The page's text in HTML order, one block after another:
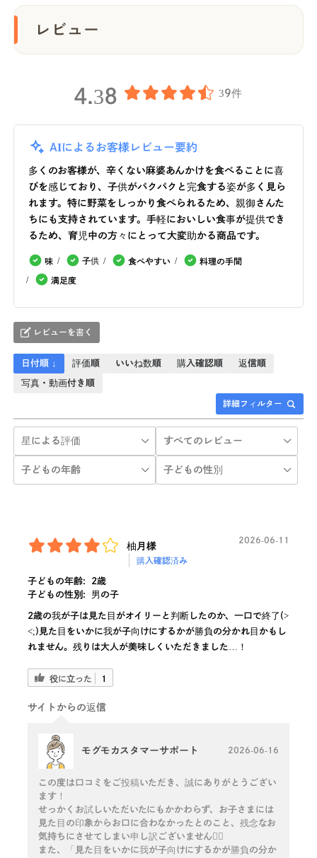
レビュー
4.38 39件
AIによるお客様レビュー要約
多くのお客様が、辛くない麻婆あんかけを食べることに喜
びを感じており、子供がパクパクと完食する姿が多く見ら
れます。特に野菜をしっかり食べられるため、親御さんた
ちにも支持されています。手軽においしい食事が提供でき
るため、育児中の方々にとって大変助かる商品です。
味 子供 食べやすい 料理の手間
満足度
レビューを書く
詳細フィルター
日付順 ↓ 評価順 いいね数順 購入確認順 返信順
写真・動画付き順
柚月様
購入確認済み
2026-06-11
子どもの年齢:
2歳
子どもの性別:
男の子
2歳の我が子は見た目がオイリーと判断したのか、一口で終了(>
<;)見た目をいかに我が子向けにするかが勝負の分かれ目かもし
れません。残りは大人が美味しくいただきました…！
役に立った 1
サイトからの返信
モグモカスタマーサポート 2026-06-16
この度は口コミをご投稿いただき、誠にありがとうござい
ます！
せっかくお試しいただいたにもかかわらず、お子さまには
見た目の印象からお口に合わなかったとのこと、残念なお
気持ちにさせてしまい申し訳ございません🙇‍♀️
また、「見た目をいかに我が子向けにするかが勝負の分か